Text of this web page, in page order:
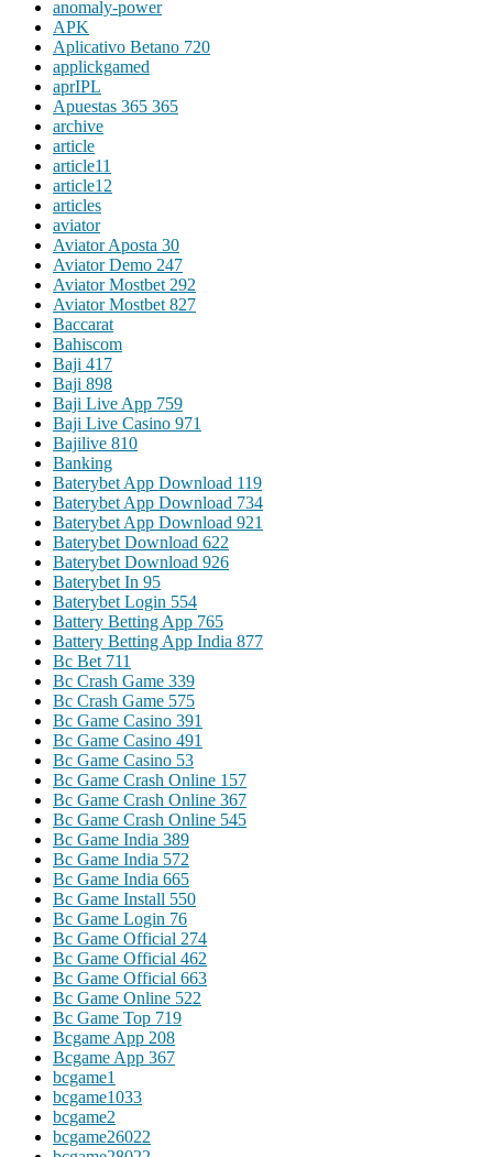
anomaly-power
APK
Aplicativo Betano 720
applickgamed
aprIPL
Apuestas 365 365
archive
article
article11
article12
articles
aviator
Aviator Aposta 30
Aviator Demo 247
Aviator Mostbet 292
Aviator Mostbet 827
Baccarat
Bahiscom
Baji 417
Baji 898
Baji Live App 759
Baji Live Casino 971
Bajilive 810
Banking
Baterybet App Download 119
Baterybet App Download 734
Baterybet App Download 921
Baterybet Download 622
Baterybet Download 926
Baterybet In 95
Baterybet Login 554
Battery Betting App 765
Battery Betting App India 877
Bc Bet 711
Bc Crash Game 339
Bc Crash Game 575
Bc Game Casino 391
Bc Game Casino 491
Bc Game Casino 53
Bc Game Crash Online 157
Bc Game Crash Online 367
Bc Game Crash Online 545
Bc Game India 389
Bc Game India 572
Bc Game India 665
Bc Game Install 550
Bc Game Login 76
Bc Game Official 274
Bc Game Official 462
Bc Game Official 663
Bc Game Online 522
Bc Game Top 719
Bcgame App 208
Bcgame App 367
bcgame1
bcgame1033
bcgame2
bcgame26022